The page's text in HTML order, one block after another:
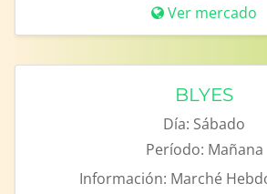
Ver mercado
BLYES
Día: Sábado
Período: Mañana
Información: Marché